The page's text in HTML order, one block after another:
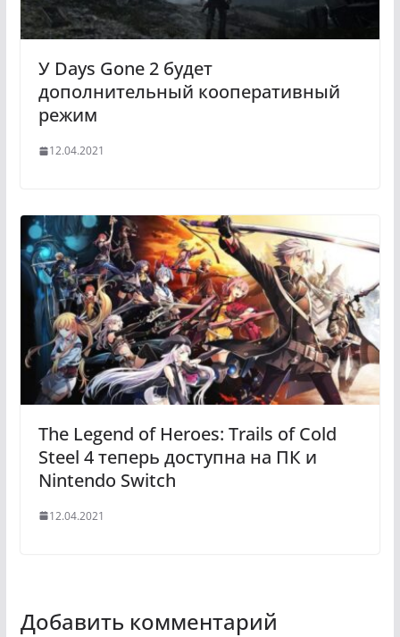
У Days Gone 2 будет
дополнительный кооперативный
режим
12.04.2021
The Legend of Heroes: Trails of Cold
Steel 4 теперь доступна на ПК и
Nintendo Switch
12.04.2021
Добавить комментарий